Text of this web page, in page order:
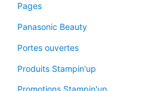
Pages
Panasonic Beauty
Portes ouvertes
Produits Stampin'up